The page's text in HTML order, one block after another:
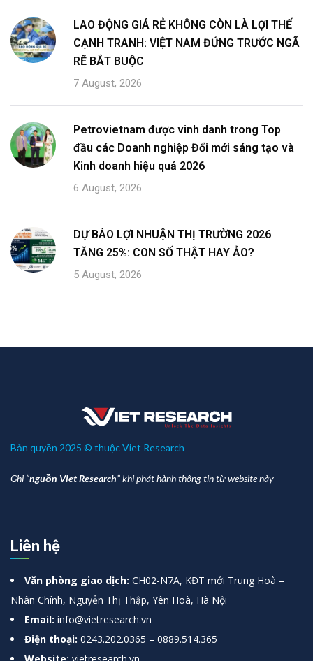
LAO ĐỘNG GIÁ RẺ KHÔNG CÒN LÀ LỢI THẾ
CẠNH TRANH: VIỆT NAM ĐỨNG TRƯỚC NGÃ
RẼ BẮT BUỘC
7 August, 2026
Petrovietnam được vinh danh trong Top
đầu các Doanh nghiệp Đổi mới sáng tạo và
Kinh doanh hiệu quả 2026
6 August, 2026
DỰ BÁO LỢI NHUẬN THỊ TRƯỜNG 2026
TĂNG 25%: CON SỐ THẬT HAY ẢO?
5 August, 2026
Bản quyền 2025 © thuộc Viet Research
Ghi “nguồn Viet Research” khi phát hành thông tin từ website này
Liên hệ
Văn phòng giao dịch: CH02-N7A, KĐT mới Trung Hoà –
Nhân Chính, Nguyễn Thị Thập, Yên Hoà, Hà Nội
Email: info@vietresearch.vn
Điện thoại: 0243.202.0365 – 0889.514.365
Website: vietresearch.vn